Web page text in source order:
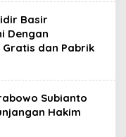
Basir
Dengan
Gratis dan Pabrik
Subianto
Hakim